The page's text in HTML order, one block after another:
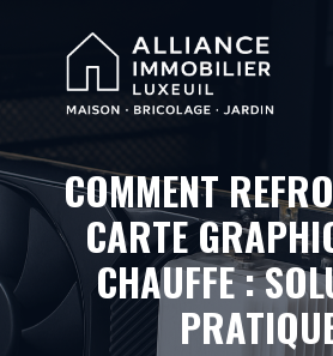
COMMENT
CARTE
CHAUFFE :